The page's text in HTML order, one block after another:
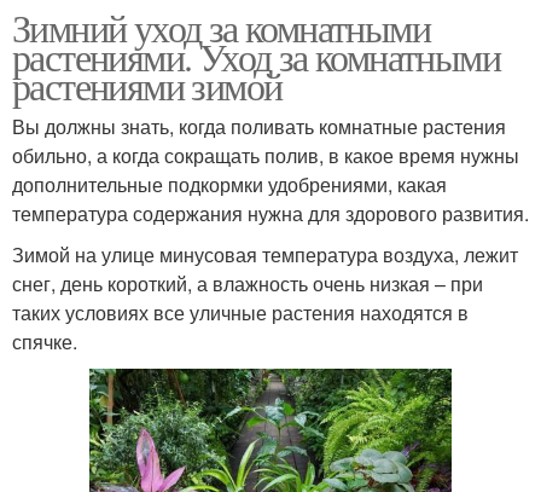
Зимний уход за комнатными
растениями. Уход за комнатными
растениями зимой
Вы должны знать, когда поливать комнатные растения
обильно, а когда сокращать полив, в какое время нужны
дополнительные подкормки удобрениями, какая
температура содержания нужна для здорового развития.
Зимой на улице минусовая температура воздуха, лежит
снег, день короткий, а влажность очень низкая – при
таких условиях все уличные растения находятся в
спячке.